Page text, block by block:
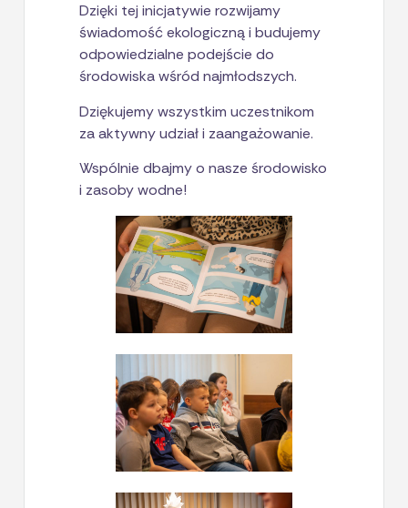
Dzięki tej inicjatywie rozwijamy
świadomość ekologiczną i budujemy
odpowiedzialne podejście do
środowiska wśród najmłodszych.
Dziękujemy wszystkim uczestnikom
za aktywny udział i zaangażowanie.
Wspólnie dbajmy o nasze środowisko
i zasoby wodne!